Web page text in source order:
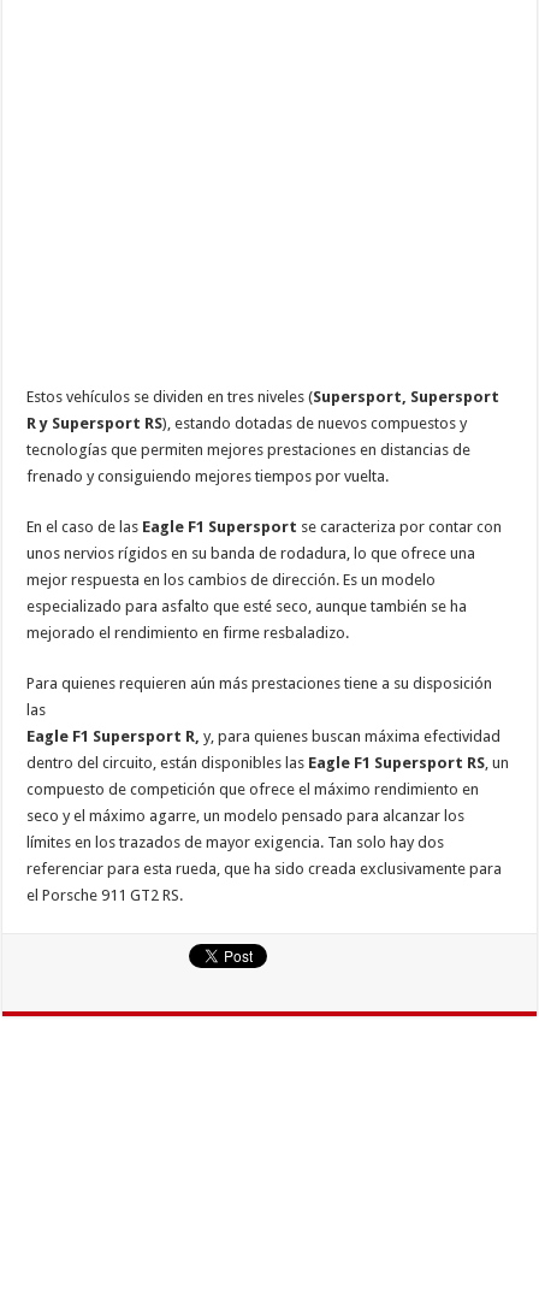
Estos vehículos se dividen en tres niveles (Supersport, Supersport
R y Supersport RS), estando dotadas de nuevos compuestos y
tecnologías que permiten mejores prestaciones en distancias de
frenado y consiguiendo mejores tiempos por vuelta.
En el caso de las Eagle F1 Supersport se caracteriza por contar con
unos nervios rígidos en su banda de rodadura, lo que ofrece una
mejor respuesta en los cambios de dirección. Es un modelo
especializado para asfalto que esté seco, aunque también se ha
mejorado el rendimiento en firme resbaladizo.
Para quienes requieren aún más prestaciones tiene a su disposición
las
Eagle F1 Supersport R,y, para quienes buscan máxima efectividad
dentro del circuito, están disponibles las Eagle F1 Supersport RS, un
compuesto de competición que ofrece el máximo rendimiento en
seco y el máximo agarre, un modelo pensado para alcanzar los
límites en los trazados de mayor exigencia. Tan solo hay dos
referenciar para esta rueda, que ha sido creada exclusivamente para
el Porsche 911 GT2 RS.